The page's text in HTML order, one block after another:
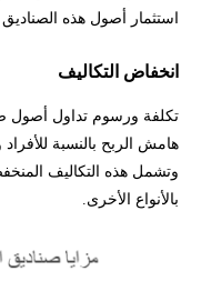
استثمار أصول هذه الصناديق
انخفاض التكاليف
تكلفة ورسوم تداول أصول
هامش الربح بالنسبة
وتشمل هذه التكاليف
بالأنواع الأخرى.